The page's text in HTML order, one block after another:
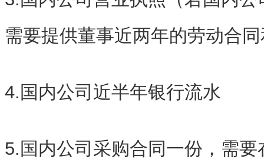
需要提供董事近两年的劳动合
4.国内公司近半年银行流水
5.国内公司采购合同一份，需